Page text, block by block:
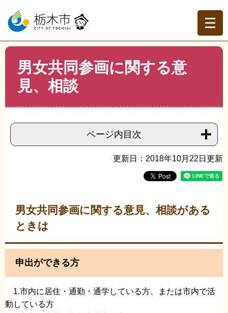
ー
の
先
ニ
ー
を
本
トップページ > 分類でさがす >くらしの情報 >人権・男
女平等・外国人 >男女共同参画（男女平等政策）
同参画に関する意見、相談
男女共同参画に関する意
見、相談
ページ内目次
更新日：2018年10月22日更新
男女共同参画に関する意見、相談がある
ときは
申出ができる方
1.市内に居住・通勤・通学している方、または市内で活
動している方